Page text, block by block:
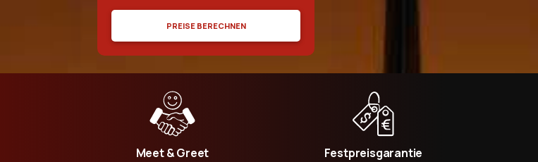
PREISE BERECHNEN
Meet & Greet Festpreisgarantie